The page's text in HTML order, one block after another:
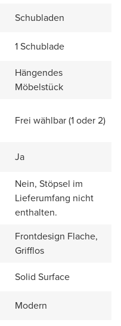
Schubladen
1 Schublade
Hängendes
Möbelstück
Frei wählbar (1 oder 2)
Ja
Nein, Stöpsel im
Lieferumfang nicht
enthalten.
Frontdesign Flache,
Grifflos
Solid Surface
Modern